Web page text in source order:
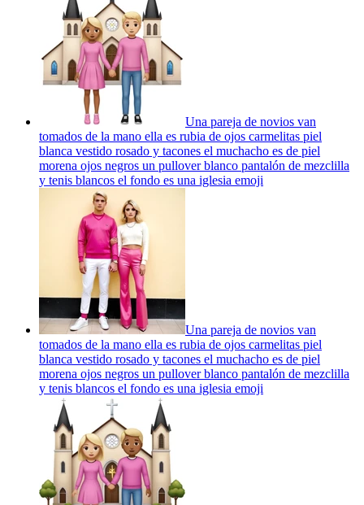
Una pareja de novios van
tomados de la mano ella es rubia de ojos carmelitas piel
blanca vestido rosado y tacones el muchacho es de piel
morena ojos negros un pullover blanco pantalón de mezclilla
y tenis blancos el fondo es una iglesia emoji
Una pareja de novios van
tomados de la mano ella es rubia de ojos carmelitas piel
blanca vestido rosado y tacones el muchacho es de piel
morena ojos negros un pullover blanco pantalón de mezclilla
y tenis blancos el fondo es una iglesia emoji